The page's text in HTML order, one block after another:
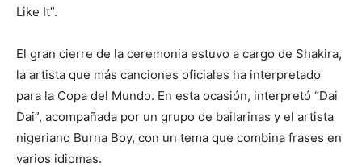
Like It”.
El gran cierre de la ceremonia estuvo a cargo de Shakira,
la artista que más canciones oficiales ha interpretado
para la Copa del Mundo. En esta ocasión, interpretó “Dai
Dai”, acompañada por un grupo de bailarinas y el artista
nigeriano Burna Boy, con un tema que combina frases en
varios idiomas.